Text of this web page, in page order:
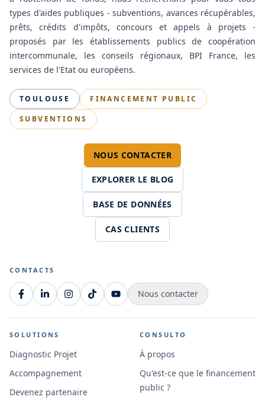
types d'aides publiques - subventions, avances récupérables,
prêts, crédits d'impôts, concours et appels à projets -
proposés par les établissements publics de coopération
intercommunale, les conseils régionaux, BPI France, les
services de l'Etat ou européens.
TOULOUSE
FINANCEMENT PUBLIC
SUBVENTIONS
NOUS CONTACTER
EXPLORER LE BLOG
BASE DE DONNÉES
CAS CLIENTS
CONTACTS
Nous contacter
SOLUTIONS
Diagnostic Projet
Accompagnement
Devenez partenaire
CONSULTO
À propos
Qu'est-ce que le financement
public ?